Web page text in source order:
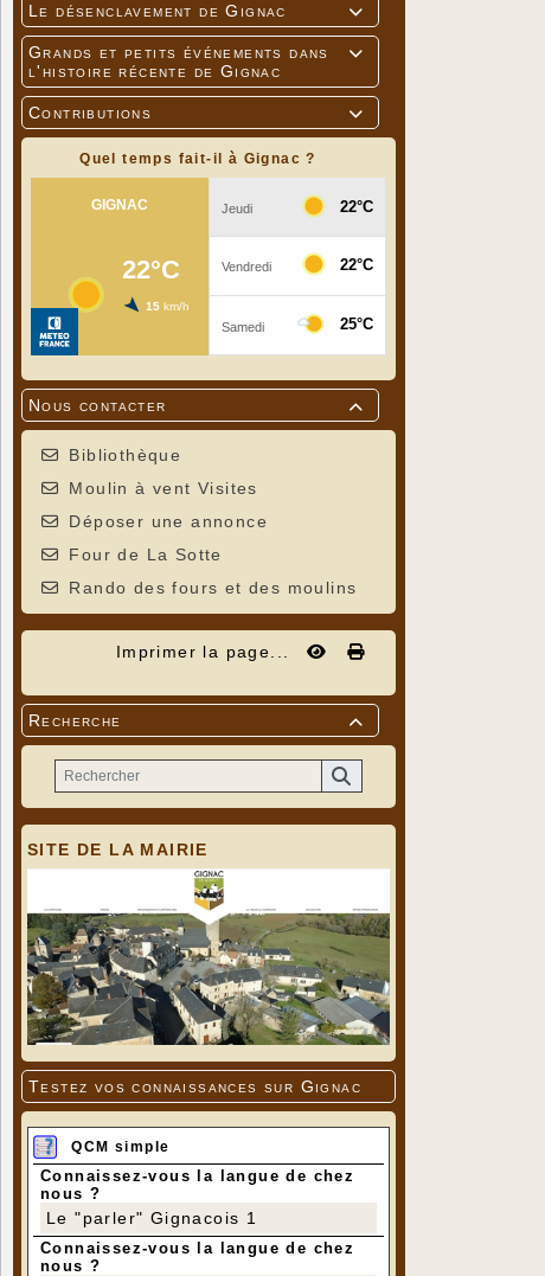

Le désenclavement de Gignac

Grands et petits événements dans
l'histoire récente de Gignac

Contributions
Quel temps fait-il à Gignac ?

Nous contacter
Bibliothèque
Moulin à vent Visites
Déposer une annonce
Four de La Sotte
Rando des fours et des moulins
Imprimer la page...

Recherche
SITE DE LA MAIRIE
Testez vos connaissances sur Gignac
QCM simple
Connaissez-vous la langue de chez
nous ?
Le "parler" Gignacois 1
Connaissez-vous la langue de chez
nous ?